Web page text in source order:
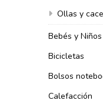
Ollas y
Bebés y Niños
Bicicletas
Bolsos
Calefacción